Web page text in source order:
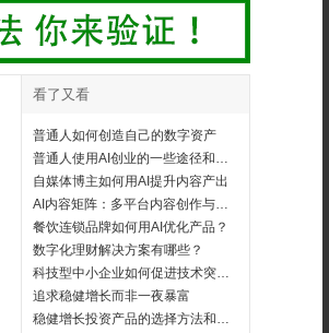
看了又看
普通人如何创造自己的数字资产
普通人使用AI创业的一些途径和注意事项
自媒体博主如何用AI提升内容产出
AI内容矩阵：多平台内容创作与分发
餐饮连锁品牌如何用AI优化产品？
数字化理财解决方案有哪些？
科技型中小企业如何促进技术突破？
追求稳健增长而非一夜暴富
稳健增长投资产品的选择方法和标准